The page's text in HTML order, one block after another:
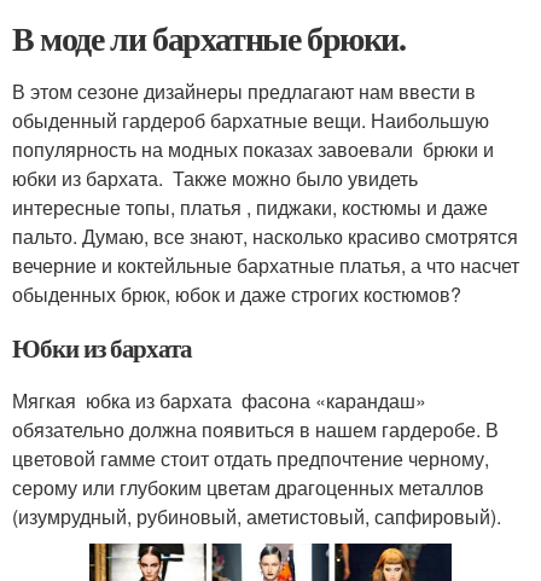
В моде ли бархатные брюки.
В этом сезоне дизайнеры предлагают нам ввести в
обыденный гардероб бархатные вещи. Наибольшую
популярность на модных показах завоевали брюки и
юбки из бархата. Также можно было увидеть
интересные топы, платья , пиджаки, костюмы и даже
пальто. Думаю, все знают, насколько красиво смотрятся
вечерние и коктейльные бархатные платья, а что насчет
обыденных брюк, юбок и даже строгих костюмов?
Юбки из бархата
Мягкая юбка из бархата фасона «карандаш»
обязательно должна появиться в нашем гардеробе. В
цветовой гамме стоит отдать предпочтение черному,
серому или глубоким цветам драгоценных металлов
(изумрудный, рубиновый, аметистовый, сапфировый).